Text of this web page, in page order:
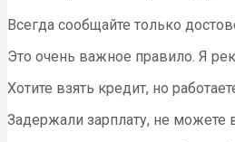
Всегда сообщайте только
Это очень важное правило. Я
Хотите взять кредит, но
Задержали зарплату, не можете